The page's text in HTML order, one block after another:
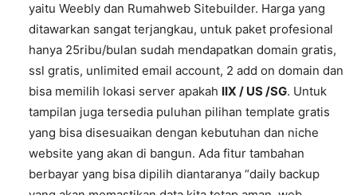
yaitu Weebly dan Rumahweb Sitebuilder. Harga yang
ditawarkan sangat terjangkau, untuk paket profesional
hanya 25ribu/bulan sudah mendapatkan domain gratis,
ssl gratis, unlimited email account, 2 add on domain dan
bisa memilih lokasi server apakah IIX / US /SG. Untuk
tampilan juga tersedia puluhan pilihan template gratis
yang bisa disesuaikan dengan kebutuhan dan niche
website yang akan di bangun. Ada fitur tambahan
berbayar yang bisa dipilih diantaranya “daily backup